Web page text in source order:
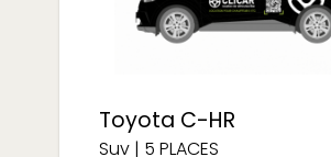
Toyota C-HR
Suv | 5 PLACES